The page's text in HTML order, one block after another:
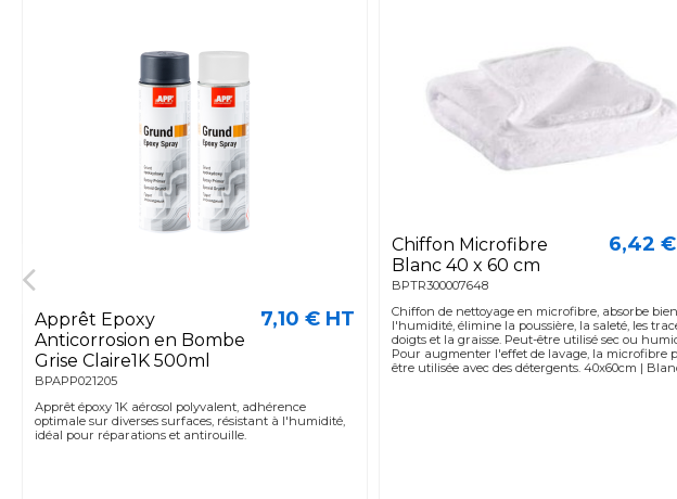
Apprêt Epoxy
Anticorrosion en Bombe
Grise Claire1K 500ml
BPAPP021205
7,10 € HT
Apprêt époxy 1K aérosol polyvalent, adhérence
optimale sur diverses surfaces, résistant à l'humidité,
idéal pour réparations et antirouille.
Chiffon Microfibre
Blanc 40 x 60 cm
BPTR300007648
6,42
Chiffon de nettoyage en microfibre, absorbe bien
l'humidité, élimine la poussière, la saleté, les
doigts et la graisse. Peut-être utilisé sec ou
Pour augmenter l'effet de lavage, la microfibre
être utilisée avec des détergents. 40x60cm |